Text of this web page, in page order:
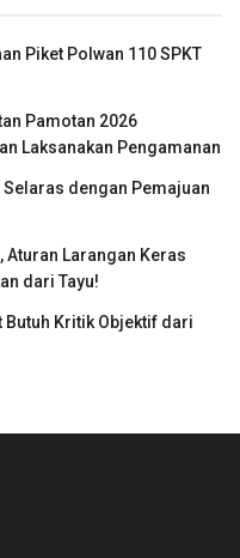
Piket Polwan 110 SPKT
Pamotan 2026
Laksanakan Pengamanan
dengan Pemajuan
Aturan Larangan Keras
dari Tayu!
Butuh Kritik Objektif dari